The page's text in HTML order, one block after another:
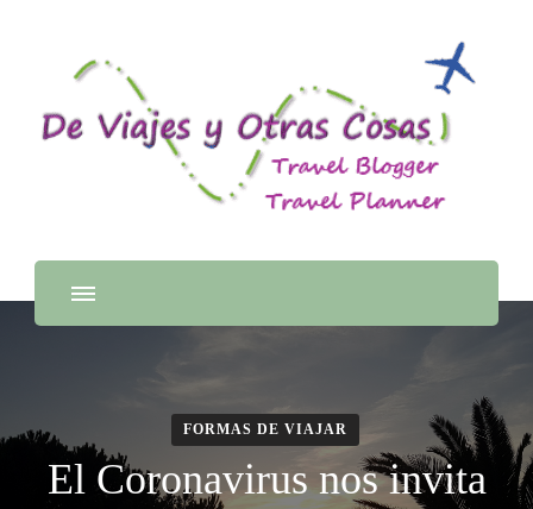
FORMAS DE VIAJAR
El Coronavirus nos invita